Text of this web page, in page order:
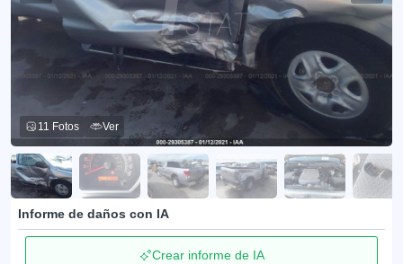
11 Fotos Ver
Informe de daños con IA
Crear informe de IA